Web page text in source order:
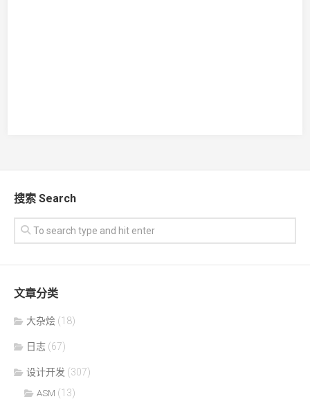
搜索 Search
文章分类
大杂烩 (18)
日志 (67)
设计开发 (307)
ASM (13)